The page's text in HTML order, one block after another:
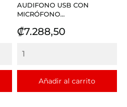
AUDIFONO USB CON
MICRÓFONO...
Precio
₡7.288,50
Añadir al carrito